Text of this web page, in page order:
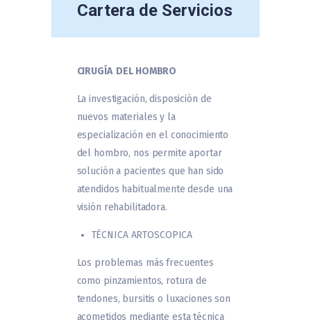
Cartera de Servicios
CIRUGÍA DEL HOMBRO
La investigación, disposición de
nuevos materiales y la
especialización en el conocimiento
del hombro, nos permite aportar
solución a pacientes que han sido
atendidos habitualmente desde una
visión rehabilitadora.
TÉCNICA ARTOSCOPICA
Los problemas más frecuentes
como pinzamientos, rotura de
tendones, bursitis o luxaciones son
acometidos mediante esta técnica